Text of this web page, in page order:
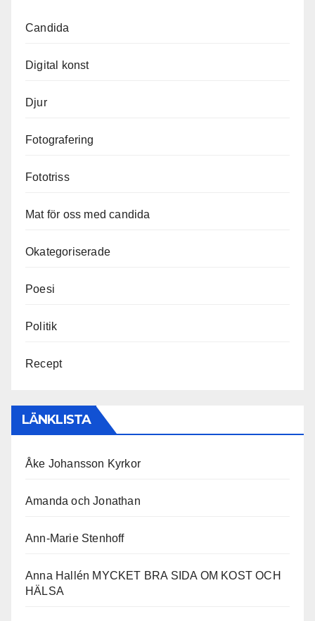
Candida
Digital konst
Djur
Fotografering
Fototriss
Mat för oss med candida
Okategoriserade
Poesi
Politik
Recept
LÄNKLISTA
Åke Johansson Kyrkor
Amanda och Jonathan
Ann-Marie Stenhoff
Anna Hallén MYCKET BRA SIDA OM KOST OCH
HÄLSA